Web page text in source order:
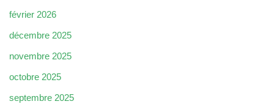
février 2026
décembre 2025
novembre 2025
octobre 2025
septembre 2025